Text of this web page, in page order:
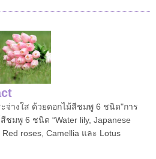
ะจ่างใส ด้วยดอกไม้สีชมพู 6 ชนิด"การ
มพู 6 ชนิด “Water lily, Japanese
Red roses, Camellia และ Lotus